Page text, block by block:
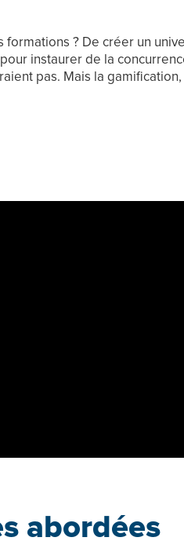
formations ? De créer un
instaurer de la
pas. Mais la gamification,
abordées